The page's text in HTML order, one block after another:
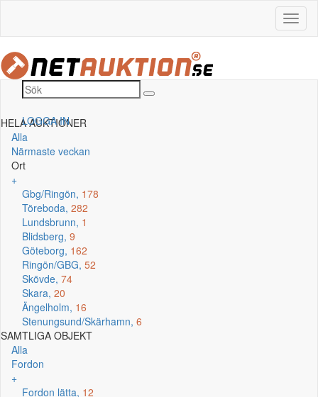
LOGGA IN
HELA AUKTIONER
Alla
Närmaste veckan
Ort
+
Gbg/Ringön, 178
Töreboda, 282
Lundsbrunn, 1
Blidsberg, 9
Göteborg, 162
Ringön/GBG, 52
Skövde, 74
Skara, 20
Ängelholm, 16
Stenungsund/Skärhamn, 6
SAMTLIGA OBJEKT
Alla
Fordon
+
Fordon lätta, 12